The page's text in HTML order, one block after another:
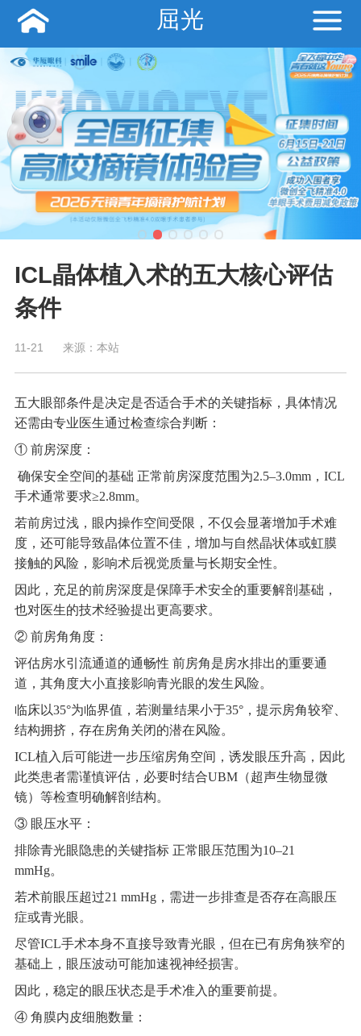
屈光
ICL晶体植入术的五大核心评估
条件
11-21 来源：本站
五大眼部条件是决定是否适合手术的关键指标，具体情况
还需由专业医生通过检查综合判断：
① 前房深度：
确保安全空间的基础 正常前房深度范围为2.5–3.0mm，ICL
手术通常要求≥2.8mm。
若前房过浅，眼内操作空间受限，不仅会显著增加手术难
度，还可能导致晶体位置不佳，增加与自然晶状体或虹膜
接触的风险，影响术后视觉质量与长期安全性。
因此，充足的前房深度是保障手术安全的重要解剖基础，
也对医生的技术经验提出更高要求。
② 前房角角度：
评估房水引流通道的通畅性 前房角是房水排出的重要通
道，其角度大小直接影响青光眼的发生风险。
临床以35°为临界值，若测量结果小于35°，提示房角较窄、
结构拥挤，存在房角关闭的潜在风险。
ICL植入后可能进一步压缩房角空间，诱发眼压升高，因此
此类患者需谨慎评估，必要时结合UBM（超声生物显微
镜）等检查明确解剖结构。
③ 眼压水平：
排除青光眼隐患的关键指标 正常眼压范围为10–21
mmHg。
若术前眼压超过21 mmHg，需进一步排查是否存在高眼压
症或青光眼。
尽管ICL手术本身不直接导致青光眼，但在已有房角狭窄的
基础上，眼压波动可能加速视神经损害。
因此，稳定的眼压状态是手术准入的重要前提。
④ 角膜内皮细胞数量：